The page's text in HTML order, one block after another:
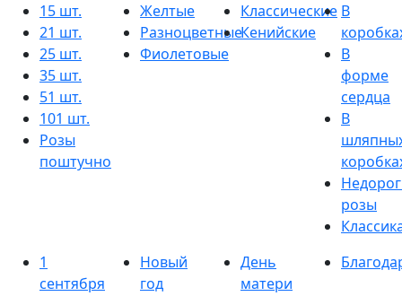
15 шт.
21 шт.
25 шт.
35 шт.
51 шт.
101 шт.
Розы
поштучно
Желтые
Разноцветные
Фиолетовые
Классические
Кенийские
В
В
форме
сердца
В
розы
1
сентября
Новый
год
День
матери